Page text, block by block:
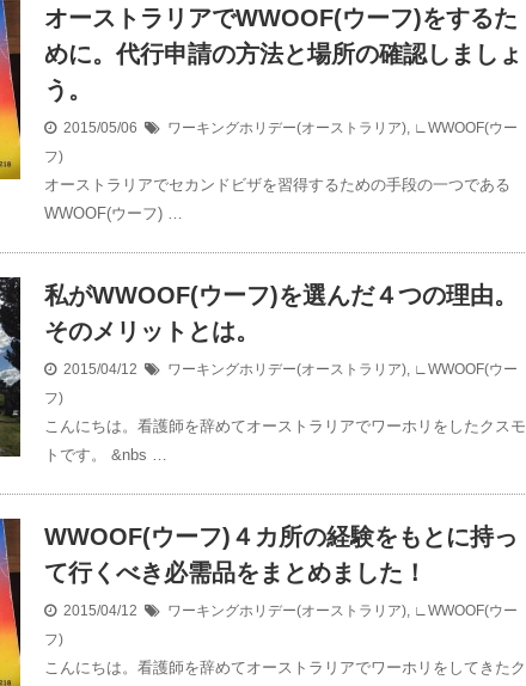
オーストラリアでWWOOF(ウーフ)をするた
めに。代行申請の方法と場所の確認しましょ
う。
2015/05/06 ワーキングホリデー(オーストラリア), ∟WWOOF(ウー
フ)
オーストラリアでセカンドビザを習得するための手段の一つである
WWOOF(ウーフ) …
私がWWOOF(ウーフ)を選んだ４つの理由。
そのメリットとは。
2015/04/12 ワーキングホリデー(オーストラリア), ∟WWOOF(ウー
フ)
こんにちは。看護師を辞めてオーストラリアでワーホリをしたクスモ
トです。 &nbs …
WWOOF(ウーフ)４カ所の経験をもとに持っ
て行くべき必需品をまとめました！
2015/04/12 ワーキングホリデー(オーストラリア), ∟WWOOF(ウー
フ)
こんにちは。看護師を辞めてオーストラリアでワーホリをしてきたク